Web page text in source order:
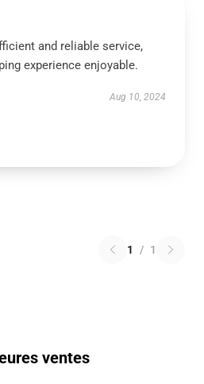
and reliable service,
experience enjoyable.
Aug 10, 2024
1 / 1
ventes